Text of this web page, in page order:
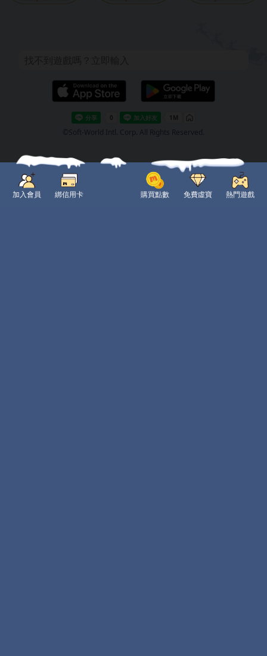
©Soft-World Intl. Corp. All Rights Reserved.
加入會員 綁信用卡 購買點數 免費虛寶 熱門遊戲